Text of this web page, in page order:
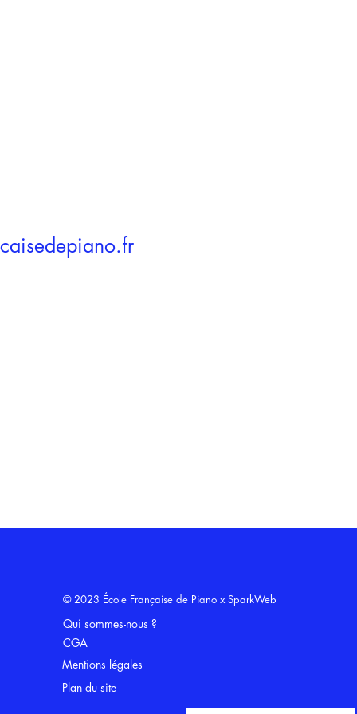
© 2023 École Française de Piano xSparkWeb
Qui sommes-nous ?
CGA
Mentions légales
Plan du site